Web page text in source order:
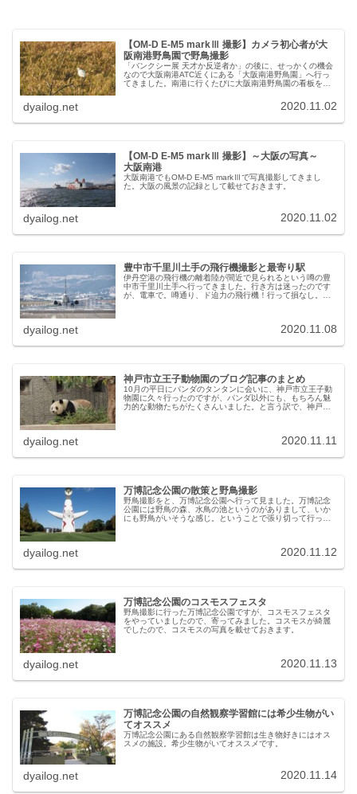
【OM-D E-M5 markⅢ 撮影】カメラ初心者が大
阪南港野鳥園で野鳥撮影
「バンクシー展 天才か反逆者か」の後に、せっかくの機会
なので大阪南港ATC近くにある「大阪南港野鳥園」へ行っ
てきました。南港に行くたびに大阪南港野鳥園の看板を見
dyailog.net 2020.11.02
【OM-D E-M5 markⅢ 撮影】～大阪の写真～
大阪南港
大阪南港でもOM-D E-M5 markⅢで写真撮影してきまし
た。大阪の風景の記録として載せておきます。
dyailog.net 2020.11.02
豊中市千里川土手の飛行機撮影と最寄り駅
伊丹空港の飛行機の離着陸が間近で見られるという噂の豊
中市千里川土手へ行ってきました。行き方は迷ったのです
が、電車で。噂通り、ド迫力の飛行機！行って損なし。飛
dyailog.net 2020.11.08
神戸市立王子動物園のブログ記事のまとめ
10月の平日にパンダのタンタンに会いに、神戸市立王子動
物園に久々行ったのですが、パンダ以外にも、もちろん魅
力的な動物たちがたくさんいました。と言う訳で、神戸市
dyailog.net 2020.11.11
万博記念公園の散策と野鳥撮影
野鳥撮影をと、万博記念公園へ行って見ました。万博記念
公園には野鳥の森、水鳥の池というのがありまして、いか
にも野鳥がいそうな感じ。ということで張り切って行った
dyailog.net 2020.11.12
万博記念公園のコスモスフェスタ
野鳥撮影に行った万博記念公園ですが、コスモスフェスタ
をやっていましたので、寄ってみました。コスモスが綺麗
でしたので、コスモスの写真を載せておきます。
dyailog.net 2020.11.13
万博記念公園の自然観察学習館には希少生物がい
てオススメ
万博記念公園にある自然観察学習館は生き物好きにはオス
スメの施設。希少生物がいてオススメです。
dyailog.net 2020.11.14